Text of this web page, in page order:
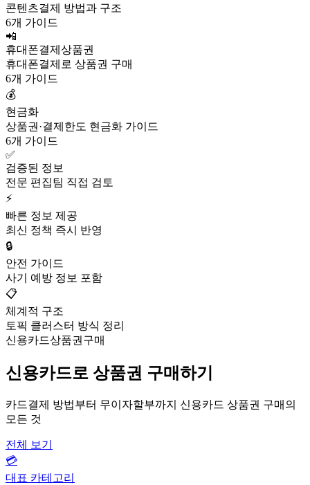
콘텐츠결제 방법과 구조
6개 가이드
📲
휴대폰결제상품권
휴대폰결제로 상품권 구매
6개 가이드
💰
현금화
상품권·결제한도 현금화 가이드
6개 가이드
✅
검증된 정보
전문 편집팀 직접 검토
⚡
빠른 정보 제공
최신 정책 즉시 반영
🔒
안전 가이드
사기 예방 정보 포함
📋
체계적 구조
토픽 클러스터 방식 정리
신용카드상품권구매
신용카드로 상품권 구매하기
카드결제 방법부터 무이자할부까지 신용카드 상품권 구매의
모든 것
전체 보기
💳
대표 카테고리